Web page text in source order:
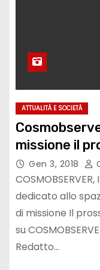
ATTUALITÀ E SOCIETÀ
missione il
Gen 3, 2018
dedicato allo
di missione Il
su
Redatto…